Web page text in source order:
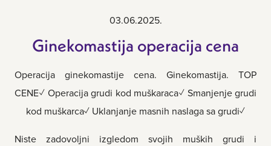
03.06.2025.
Ginekomastija operacija cena
Operacija ginekomastije cena. Ginekomastija. TOP
CENE✓ Operacija grudi kod muškaraca✓ Smanjenje grudi
kod muškarca✓ Uklanjanje masnih naslaga sa grudi✓
Niste zadovoljni izgledom svojih muških grudi i